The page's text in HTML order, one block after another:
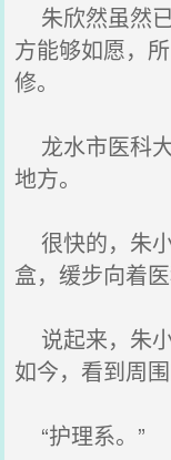
朱欣然虽然
方能够如愿，
修。
龙水市医科
地方。
很快的，朱
盒，缓步向着
说起来，朱
如今，看到周
“护理系。”